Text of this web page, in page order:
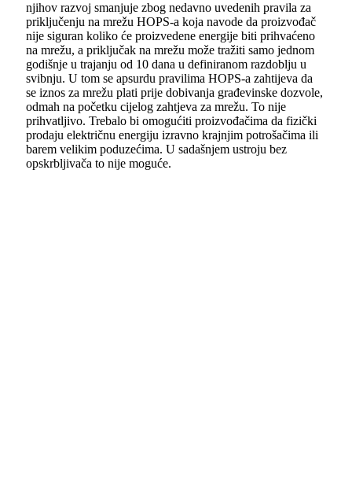
njihov razvoj smanjuje zbog nedavno uvedenih pravila za
priključenju na mrežu HOPS-a koja navode da proizvođač
nije siguran koliko će proizvedene energije biti prihvaćeno
na mrežu, a priključak na mrežu može tražiti samo jednom
godišnje u trajanju od 10 dana u definiranom razdoblju u
svibnju. U tom se apsurdu pravilima HOPS-a zahtijeva da
se iznos za mrežu plati prije dobivanja građevinske dozvole,
odmah na početku cijelog zahtjeva za mrežu. To nije
prihvatljivo. Trebalo bi omogućiti proizvođačima da fizički
prodaju električnu energiju izravno krajnjim potrošačima ili
barem velikim poduzećima. U sadašnjem ustroju bez
opskrbljivača to nije moguće.